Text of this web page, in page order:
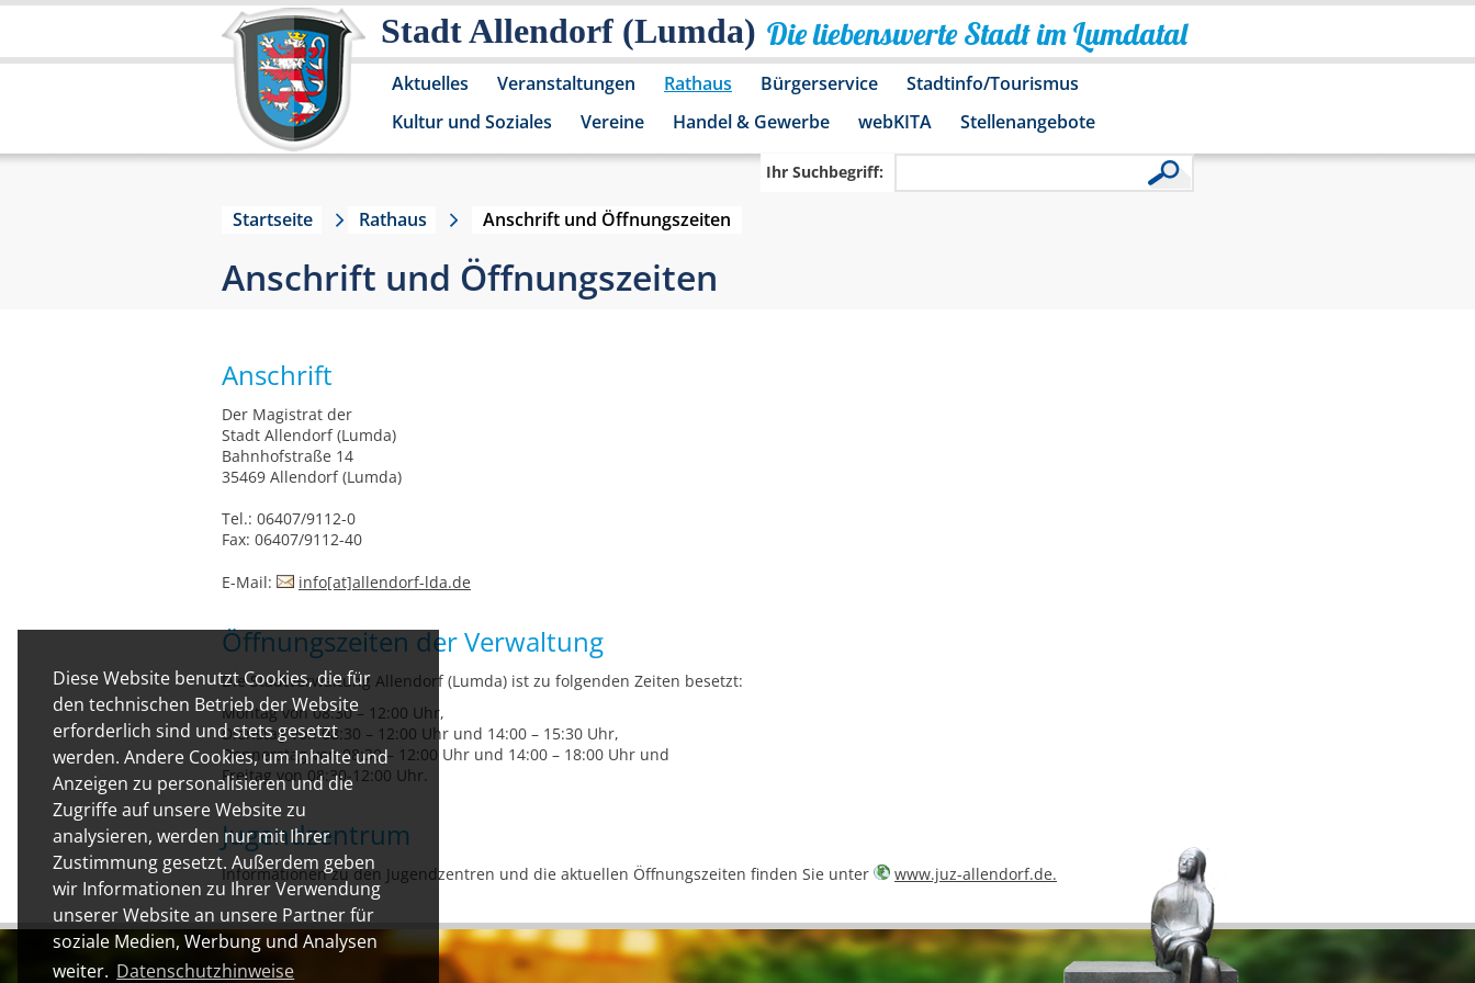
Diese Website benutzt Cookies, die für
den technischen Betrieb der Website
erforderlich sind und stets gesetzt
werden. Andere Cookies, um Inhalte und
Anzeigen zu personalisieren und die
Zugriffe auf unsere Website zu
analysieren, werden nur mit Ihrer
Zustimmung gesetzt. Außerdem geben
wir Informationen zu Ihrer Verwendung
unserer Website an unsere Partner für
soziale Medien, Werbung und Analysen
weiter. Datenschutzhinweise
Stadt Allendorf (Lumda) Die liebenswerte Stadt im Lumdatal
Aktuelles Veranstaltungen Rathaus Bürgerservice
Stadtinfo/Tourismus
Kultur und Soziales
Vereine Handel & Gewerbe webKITA Stellenangebote
Ihr Suchbegriff:
Startseite Rathaus Anschrift und Öffnungszeiten
Anschrift und Öffnungszeiten
Anschrift
Der Magistrat der
Stadt Allendorf (Lumda)
Bahnhofstraße 14
35469 Allendorf (Lumda)
Tel.: 06407/9112-0
Fax: 06407/9112-40
E-Mail: info[at]allendorf-lda.de
Öffnungszeiten der Verwaltung
Die Stadtverwaltung Allendorf (Lumda) ist zu folgenden Zeiten besetzt:
Montag von 08:30 – 12:00 Uhr,
Dienstag von 08:30 – 12:00 Uhr und 14:00 – 15:30 Uhr,
Donnerstag von 08:30 – 12:00 Uhr und 14:00 – 18:00 Uhr und
Freitag von 08:30-12:00 Uhr.
Jugendzentrum
Informationen zu den Jugendzentren und die aktuellen Öffnungszeiten finden Sie unter www.juz-allendorf.de.